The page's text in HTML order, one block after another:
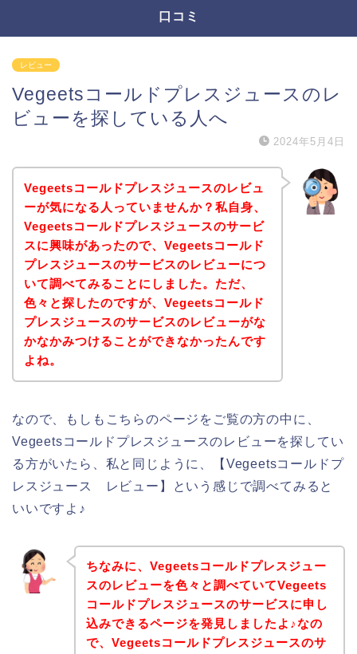
口コミ
レビュー
Vegeetsコールドプレスジュースのレ
ビューを探している人へ
2024年5月4日
Vegeetsコールドプレスジュースのレビュ
ーが気になる人っていませんか？私自身、
Vegeetsコールドプレスジュースのサービ
スに興味があったので、Vegeetsコールド
プレスジュースのサービスのレビューにつ
いて調べてみることにしました。ただ、
色々と探したのですが、Vegeetsコールド
プレスジュースのサービスのレビューがな
かなかみつけることができなかったんです
よね。
なので、もしもこちらのページをご覧の方の中に、
Vegeetsコールドプレスジュースのレビューを探してい
る方がいたら、私と同じように、【Vegeetsコールドプ
レスジュース レビュー】という感じで調べてみると
いいですよ♪
ちなみに、Vegeetsコールドプレスジュー
スのレビューを色々と調べていてVegeets
コールドプレスジュースのサービスに申し
込みできるページを発見しましたよ♪なの
で、Vegeetsコールドプレスジュースのサ